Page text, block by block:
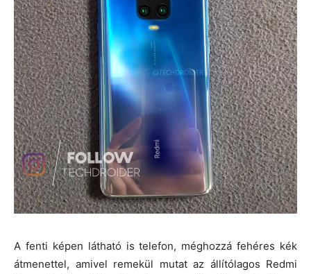
A fenti képen látható is telefon, méghozzá fehéres kék
átmenettel, amivel remekül mutat az állítólagos Redmi